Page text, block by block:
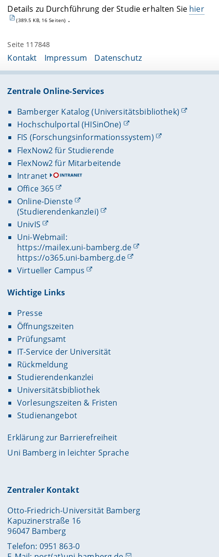
Details zu Durchführung der Studie erhalten Sie hier
(389.5 KB, 16 Seiten) .
Seite 117848
Kontakt Impressum Datenschutz
Zentrale Online-Services
Bamberger Katalog (Universitätsbibliothek)
Hochschulportal (HISinOne)
FIS (Forschungsinformationssystem)
FlexNow2 für Studierende
FlexNow2 für Mitarbeitende
Intranet
Office 365
Online-Dienste
(Studierendenkanzlei)
UnivIS
Uni-Webmail:
https://mailex.uni-bamberg.de
https://o365.uni-bamberg.de
Virtueller Campus
Wichtige Links
Presse
Öffnungszeiten
Prüfungsamt
IT-Service der Universität
Rückmeldung
Studierendenkanzlei
Universitätsbibliothek
Vorlesungszeiten & Fristen
Studienangebot
Erklärung zur Barrierefreiheit
Uni Bamberg in leichter Sprache
Zentraler Kontakt
Otto-Friedrich-Universität Bamberg
Kapuzinerstraße 16
96047 Bamberg
Telefon: 0951 863-0